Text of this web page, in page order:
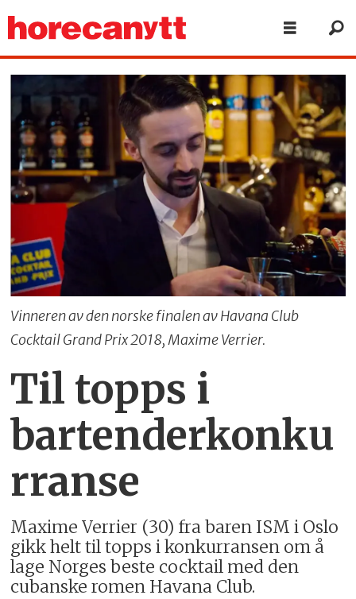
Vinneren av den norske finalen av Havana Club
Cocktail Grand Prix 2018, Maxime Verrier.
Til topps i
bartenderkonku
rranse
Maxime Verrier (30) fra baren ISM i Oslo
gikk helt til topps i konkurransen om å
lage Norges beste cocktail med den
cubanske romen Havana Club.